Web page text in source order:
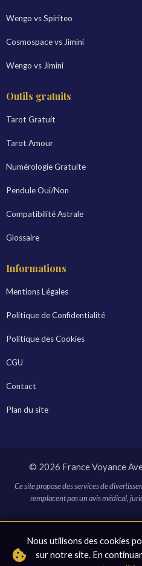
Wengo vs Spiriteo
Cosmospace vs Jimini
Wengo vs Jimini
Outils gratuits
Tarot Gratuit
Tarot Amour
Numérologie Gratuite
Pendule Oui/Non
Compatibilité Astrale
Glossaire
Informations
Mentions Légales
Politique de Confidentialité
Politique des Cookies
CGU
Contact
Plan du site
© 2026 France Voyance
Ce site propose des services de
remplacent pas un avis médical,
* Ce site contient des liens
effectuant un achat, nous
Nous utilisons des cookies
sur notre site. En